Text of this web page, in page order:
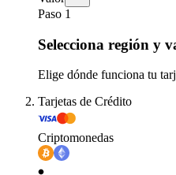
Paso 1
Selecciona región y
Elige dónde funciona tu
Tarjetas de Crédito
Criptomonedas